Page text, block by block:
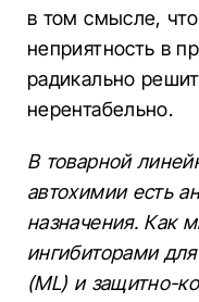
в том смысле,
неприятность в
радикально
нерентабельно.
В товарной
автохимии есть
назначения. Как
ингибиторами
(ML) и защитно-